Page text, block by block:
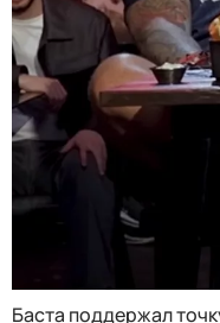
Баста поддержал